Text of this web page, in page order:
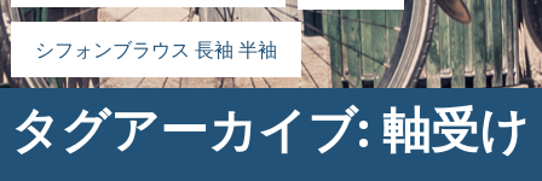
シフォンブラウス 長袖 半袖
タグアーカイブ: 軸受け